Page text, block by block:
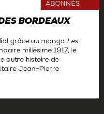
BORDEAUX
ABONNÉS
grâce au manga Les
millésime 1917, le
autre histoire de
Jean-Pierre